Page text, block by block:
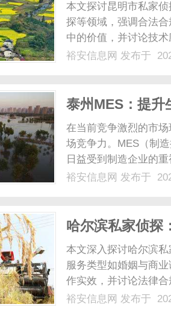
本文探讨昆明市私家
探等领域，强调合法
中的价值，并讨论技
和利用这一专业服务。
裕安信息网 发布于
泰州MES：提升
在当前竞争激烈的市
场竞争力。MES（制
日益受到制造企业的
州MES的应用不仅提
裕安信息网 发布于
哈尔滨私家侦探
本文深入探讨哈尔滨
服务类型如婚姻与商
作实效，并讨论法律
色与趋势。...
裕安信息网 发布于